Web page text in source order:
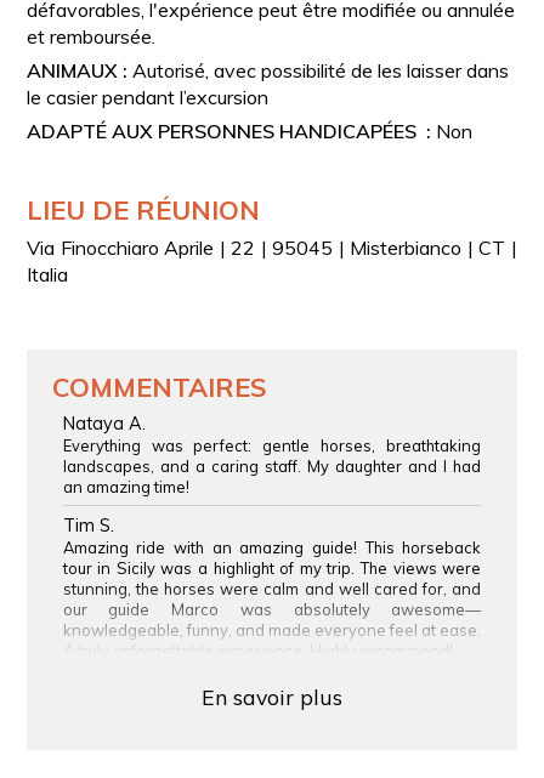
défavorables, l'expérience peut être modifiée ou annulée
et remboursée.
ANIMAUX : Autorisé, avec possibilité de les laisser dans
le casier pendant l’excursion
ADAPTÉ AUX PERSONNES HANDICAPÉES : Non
LIEU DE RÉUNION
Via Finocchiaro Aprile | 22 | 95045 | Misterbianco | CT |
Italia
COMMENTAIRES
Nataya A.
Everything was perfect: gentle horses, breathtaking
landscapes, and a caring staff. My daughter and I had
an amazing time!
Tim S.
Amazing ride with an amazing guide! This horseback
tour in Sicily was a highlight of my trip. The views were
stunning, the horses were calm and well cared for, and
our guide Marco was absolutely awesome—
knowledgeable, funny, and made everyone feel at ease.
A truly unforgettable experience. Highly recommend!
Bellissima esperienza a cavallo. Marika persona
En savoir plus